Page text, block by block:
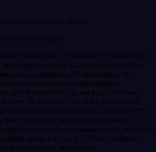
на английском языке;
языке;
показатели психического развития в 1
школьников, часть которых проживает в
загрязнения. Установлено, что
замедляет темпы нервно-
детей первого года жизни, особенно
речи. В возрасте 3–6 лет у этих детей
психологические особенности,
факторы риска развития школьных
загрязнения на развитие
сферы детей в 1 год и 3–6 лет особенно
в отношении мальчиков.